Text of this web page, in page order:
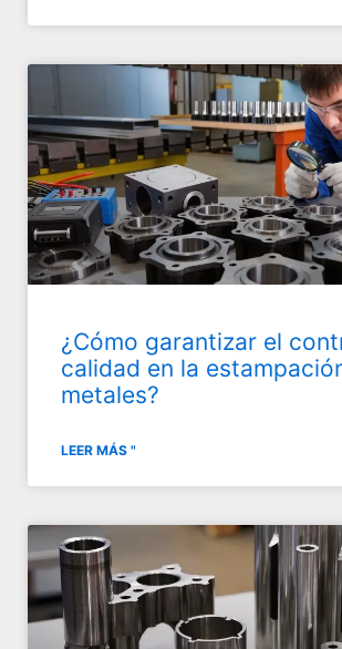
¿Cómo garantizar el
calidad en la
metales?
LEER MÁS "